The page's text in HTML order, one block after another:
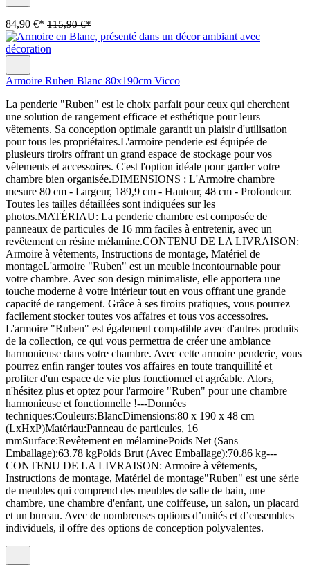
84,90 €* 115,90 €*
Armoire Ruben Blanc 80x190cm Vicco
La penderie "Ruben" est le choix parfait pour ceux qui cherchent
une solution de rangement efficace et esthétique pour leurs
vêtements. Sa conception optimale garantit un plaisir d'utilisation
pour tous les propriétaires.L'armoire penderie est équipée de
plusieurs tiroirs offrant un grand espace de stockage pour vos
vêtements et accessoires. C'est l'option idéale pour garder votre
chambre bien organisée.DIMENSIONS : L'Armoire chambre
mesure 80 cm - Largeur, 189,9 cm - Hauteur, 48 cm - Profondeur.
Toutes les tailles détaillées sont indiquées sur les
photos.MATÉRIAU: La penderie chambre est composée de
panneaux de particules de 16 mm faciles à entretenir, avec un
revêtement en résine mélamine.CONTENU DE LA LIVRAISON:
Armoire à vêtements, Instructions de montage, Matériel de
montageL'armoire "Ruben" est un meuble incontournable pour
votre chambre. Avec son design minimaliste, elle apportera une
touche moderne à votre intérieur tout en vous offrant une grande
capacité de rangement. Grâce à ses tiroirs pratiques, vous pourrez
facilement stocker toutes vos affaires et tous vos accessoires.
L'armoire "Ruben" est également compatible avec d'autres produits
de la collection, ce qui vous permettra de créer une ambiance
harmonieuse dans votre chambre. Avec cette armoire penderie, vous
pourrez enfin ranger toutes vos affaires en toute tranquillité et
profiter d'un espace de vie plus fonctionnel et agréable. Alors,
n'hésitez plus et optez pour l'armoire "Ruben" pour une chambre
harmonieuse et fonctionnelle !---Données
techniques:Couleurs:BlancDimensions:80 x 190 x 48 cm
(LxHxP)Matériau:Panneau de particules, 16
mmSurface:Revêtement en mélaminePoids Net (Sans
Emballage):63.78 kgPoids Brut (Avec Emballage):70.86 kg---
CONTENU DE LA LIVRAISON: Armoire à vêtements,
Instructions de montage, Matériel de montage"Ruben" est une série
de meubles qui comprend des meubles de salle de bain, une
chambre, une chambre d'enfant, une coiffeuse, un salon, un placard
et un bureau. Avec de nombreuses options d’unités et d’ensembles
individuels, il offre des options de conception polyvalentes.